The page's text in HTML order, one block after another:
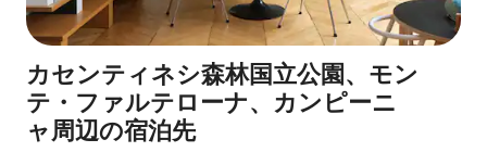
カセンティネシ森林国立公園、モン
テ・ファルテローナ、カンピーニ
ャ⁠周⁠辺⁠の宿⁠泊⁠先